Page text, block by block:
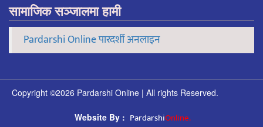
सामाजिक सञ्जालमा हामी
Pardarshi Online पारदर्शी अनलाइन
Copyright ©2026 Pardarshi Online | All rights Reserved.
Website By : PardarshiOnline.